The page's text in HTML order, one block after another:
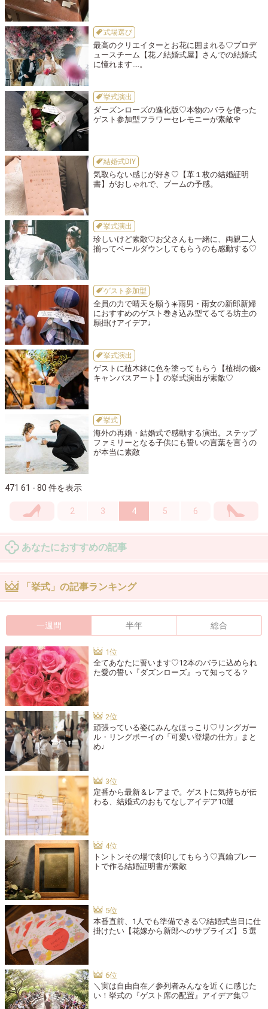
式場選び
最高のクリエイターとお花に囲まれる♡プロデ
ュースチーム【花ノ結婚式屋】さんでの結婚式
に憧れます....。
挙式演出
ダーズンローズの進化版♡本物のバラを使った
ゲスト参加型フラワーセレモニーが素敵🌹
結婚式DIY
気取らない感じが好き♡【革１枚の結婚証明
書】がおしゃれで、ブームの予感。
挙式演出
珍しいけど素敵♡お父さんも一緒に、両親二人
揃ってベールダウンしてもらうのも感動する♡
ゲスト参加型
全員の力で晴天を願う☀️雨男・雨女の新郎新婦
におすすめのゲスト巻き込み型てるてる坊主の
願掛けアイデア♩
挙式演出
ゲストに植木鉢に色を塗ってもらう【植樹の儀×
キャンバスアート】の挙式演出が素敵♡
挙式
海外の再婚・結婚式で感動する演出。ステップ
ファミリーとなる子供にも誓いの言葉を言うの
が本当に素敵
471 61 - 80 件を表示
2 3 4 5 6
あなたにおすすめの記事
「挙式」の記事ランキング
一週間 半年 総合
全てあなたに誓います♡12本のバラに込められ
た愛の誓い『ダズンローズ』って知ってる？
頑張っている姿にみんなほっこり♡リングガー
ル・リングボーイの「可愛い登場の仕方」まと
め♩
定番から最新＆レアまで。ゲストに気持ちが伝
わる、結婚式のおもてなしアイデア10選
トントンその場で刻印してもらう♡真鍮プレー
トで作る結婚証明書が素敵
本番直前、1人でも準備できる♡結婚式当日に仕
掛けたい【花嫁から新郎へのサプライズ】５選
＼実は自由自在／参列者みんなを近くに感じた
い！挙式の『ゲスト席の配置』アイデア集♡